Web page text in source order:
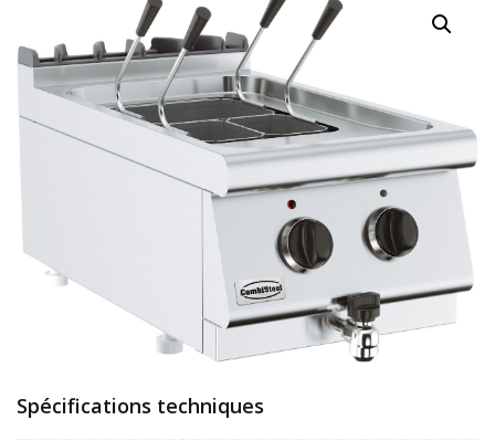
Spécifications techniques